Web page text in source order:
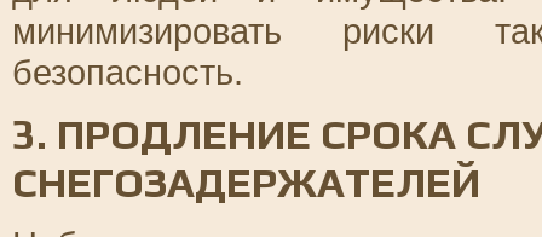
минимизировать риски
безопасность.
3. ПРОДЛЕНИЕ СРОКА
СНЕГОЗАДЕРЖАТЕЛЕЙ